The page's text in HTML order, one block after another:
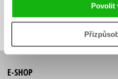
Povolit
mailová
adresa
mailová
adresa
Vaše e-mailová adresa
E-SHOP